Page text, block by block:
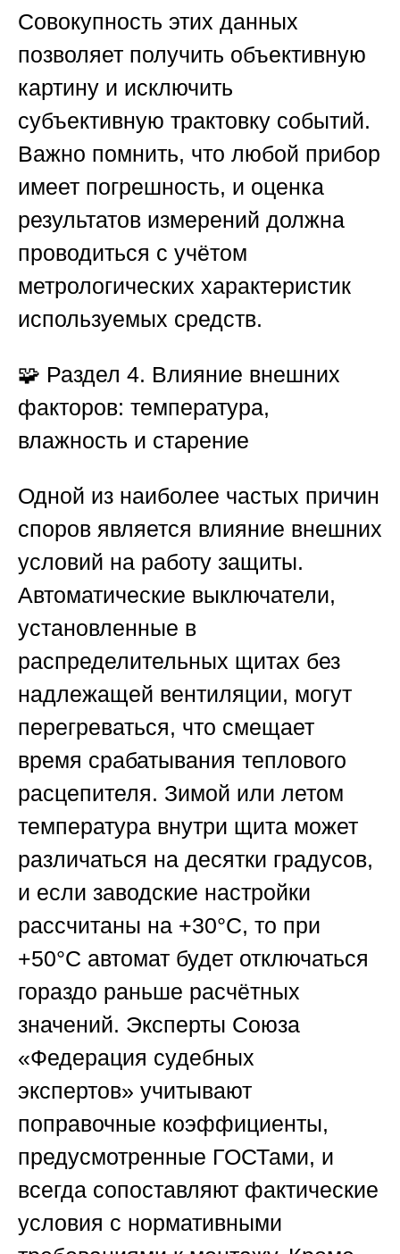
Совокупность этих данных
позволяет получить объективную
картину и исключить
субъективную трактовку событий.
Важно помнить, что любой прибор
имеет погрешность, и оценка
результатов измерений должна
проводиться с учётом
метрологических характеристик
используемых средств.
🧩 Раздел 4. Влияние внешних
факторов: температура,
влажность и старение
Одной из наиболее частых причин
споров является влияние внешних
условий на работу защиты.
Автоматические выключатели,
установленные в
распределительных щитах без
надлежащей вентиляции, могут
перегреваться, что смещает
время срабатывания теплового
расцепителя. Зимой или летом
температура внутри щита может
различаться на десятки градусов,
и если заводские настройки
рассчитаны на +30°C, то при
+50°C автомат будет отключаться
гораздо раньше расчётных
значений. Эксперты Союза
«Федерация судебных
экспертов» учитывают
поправочные коэффициенты,
предусмотренные ГОСТами, и
всегда сопоставляют фактические
условия с нормативными